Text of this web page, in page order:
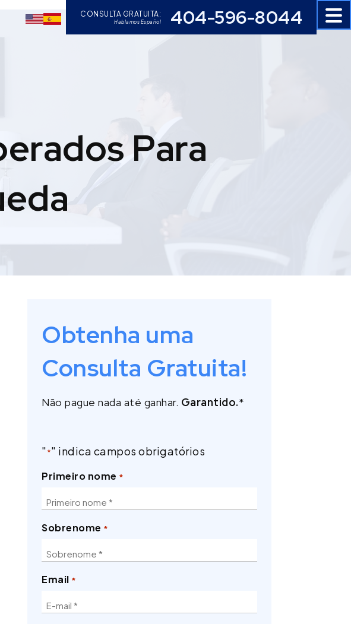
CONSULTA GRATUITA:
Hablamos Español 404-596-8044
Para
Obtenha uma
Consulta Gratuita!
Não pague nada até ganhar. Garantido.*
"*" indica campos obrigatórios
Primeiro nome *
Sobrenome *
Email *